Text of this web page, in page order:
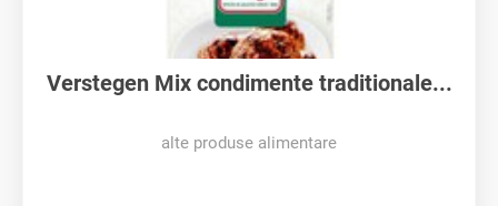
Verstegen Mix condimente traditionale...
alte produse alimentare